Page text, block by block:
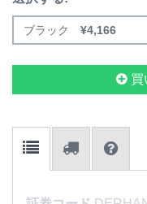
ブラック ¥4,166
買